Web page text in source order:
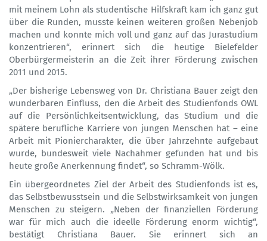
mit meinem Lohn als studentische Hilfskraft kam ich ganz gut
über die Runden, musste keinen weiteren großen Nebenjob
machen und konnte mich voll und ganz auf das Jurastudium
konzentrieren“, erinnert sich die heutige Bielefelder
Oberbürgermeisterin an die Zeit ihrer Förderung zwischen
2011 und 2015.
„Der bisherige Lebensweg von Dr. Christiana Bauer zeigt den
wunderbaren Einfluss, den die Arbeit des Studienfonds OWL
auf die Persönlichkeitsentwicklung, das Studium und die
spätere berufliche Karriere von jungen Menschen hat – eine
Arbeit mit Pioniercharakter, die über Jahrzehnte aufgebaut
wurde, bundesweit viele Nachahmer gefunden hat und bis
heute große Anerkennung findet“, so Schramm-Wölk.
Ein übergeordnetes Ziel der Arbeit des Studienfonds ist es,
das Selbstbewusstsein und die Selbstwirksamkeit von jungen
Menschen zu steigern. „Neben der finanziellen Förderung
war für mich auch die ideelle Förderung enorm wichtig“,
bestätigt Christiana Bauer. Sie erinnert sich an